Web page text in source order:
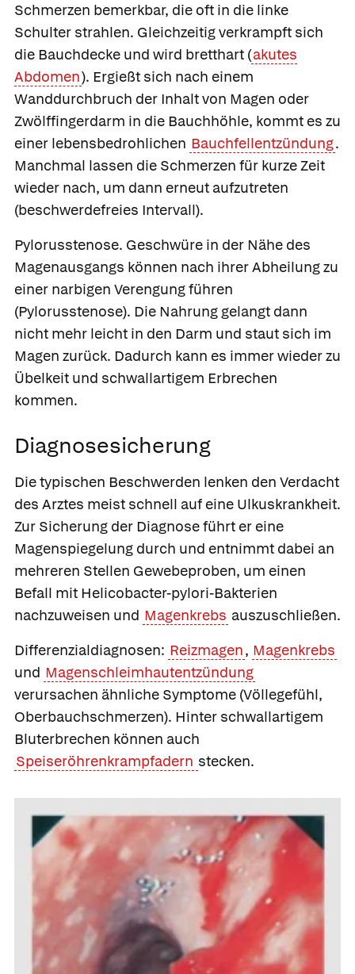
Schmerzen bemerkbar, die oft in die linke
Schulter strahlen. Gleichzeitig verkrampft sich
die Bauchdecke und wird bretthart (akutes
Abdomen). Ergießt sich nach einem
Wanddurchbruch der Inhalt von Magen oder
Zwölffingerdarm in die Bauchhöhle, kommt es zu
einer lebensbedrohlichen Bauchfellentzündung.
Manchmal lassen die Schmerzen für kurze Zeit
wieder nach, um dann erneut aufzutreten
(beschwerdefreies Intervall).
Pylorusstenose. Geschwüre in der Nähe des
Magenausgangs können nach ihrer Abheilung zu
einer narbigen Verengung führen
(Pylorusstenose). Die Nahrung gelangt dann
nicht mehr leicht in den Darm und staut sich im
Magen zurück. Dadurch kann es immer wieder zu
Übelkeit und schwallartigem Erbrechen
kommen.
Diagnosesicherung
Die typischen Beschwerden lenken den Verdacht
des Arztes meist schnell auf eine Ulkuskrankheit.
Zur Sicherung der Diagnose führt er eine
Magenspiegelung durch und entnimmt dabei an
mehreren Stellen Gewebeproben, um einen
Befall mit Helicobacter-pylori-Bakterien
nachzuweisen und Magenkrebs auszuschließen.
Differenzialdiagnosen: Reizmagen, Magenkrebs
und Magenschleimhautentzündung
verursachen ähnliche Symptome (Völlegefühl,
Oberbauchschmerzen). Hinter schwallartigem
Bluterbrechen können auch
Speiseröhrenkrampfadern stecken.